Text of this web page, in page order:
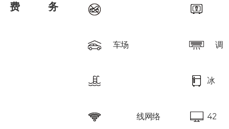
免费提供服务
停车场 空调
冰箱
超高速无线网络 42 英